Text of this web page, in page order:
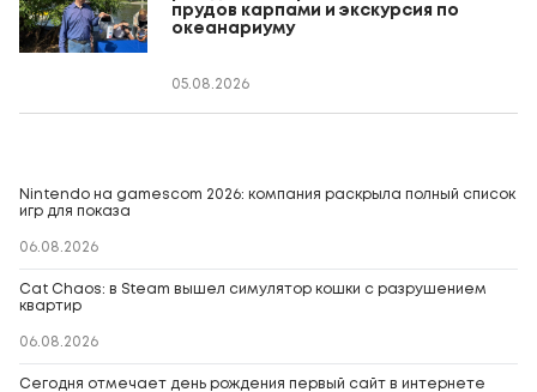
прудов карпами и экскурсия по
океанариуму
05.08.2026
Nintendo на gamescom 2026: компания раскрыла полный список
игр для показа
06.08.2026
Cat Chaos: в Steam вышел симулятор кошки с разрушением
квартир
06.08.2026
Сегодня отмечает день рождения первый сайт в интернете